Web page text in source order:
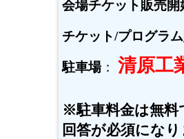
会場チケット販売開
チケット/プログラ
駐車場： 清原工
※駐車料金は無料
回答が必須にな